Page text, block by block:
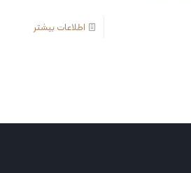
اطلاعات بیشتر